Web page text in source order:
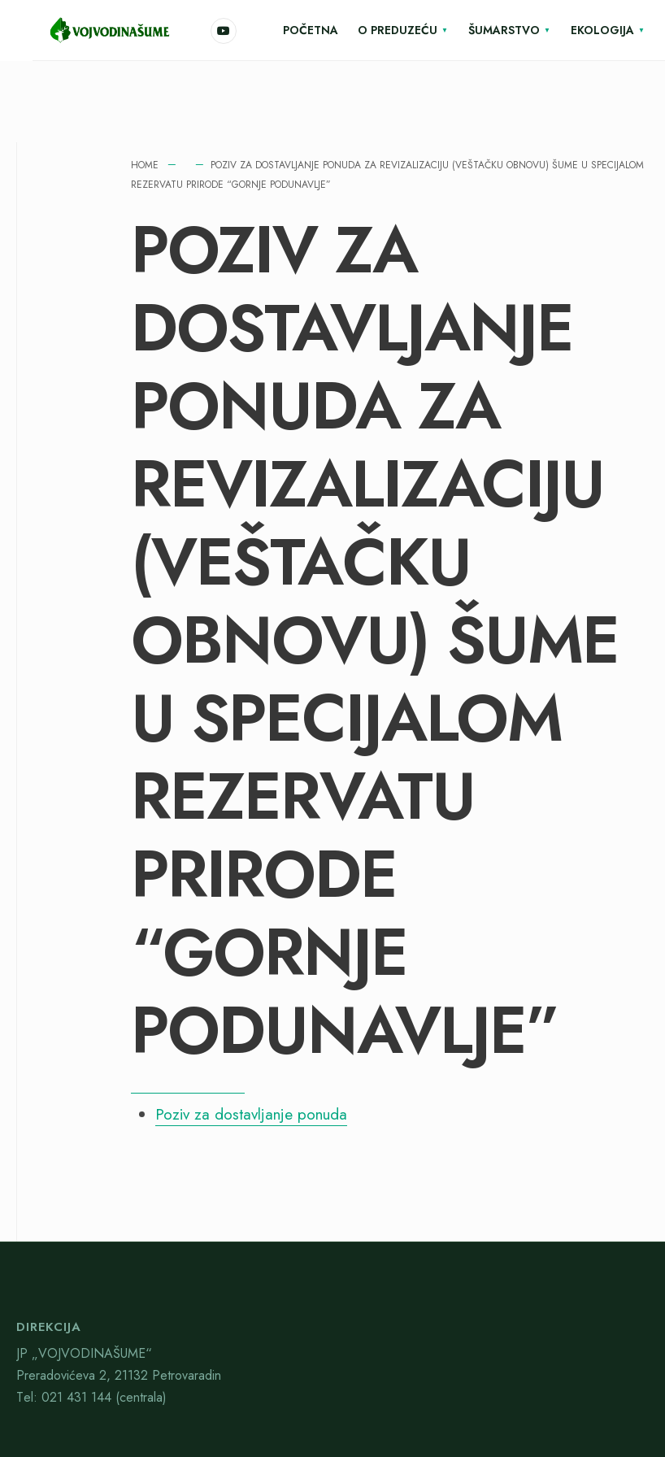
POČETNA O PREDUZEĆU ŠUMARSTVO EKOLOGIJA
HOME
POZIV ZA DOSTAVLJANJE PONUDA ZA REVIZALIZACIJU (VEŠTAČKU OBNOVU) ŠUME U SPECIJALOM
REZERVATU PRIRODE “GORNJE PODUNAVLJE”
POZIV ZA
DOSTAVLJANJE
PONUDA ZA
REVIZALIZACIJU
(VEŠTAČKU
OBNOVU) ŠUME
U SPECIJALOM
REZERVATU
PRIRODE
“GORNJE
PODUNAVLJE”
Poziv za dostavljanje ponuda
DIREKCIJA
JP „VOJVODINAŠUME“
Preradovićeva 2, 21132 Petrovaradin
Тel: 021 431 144 (centrala)